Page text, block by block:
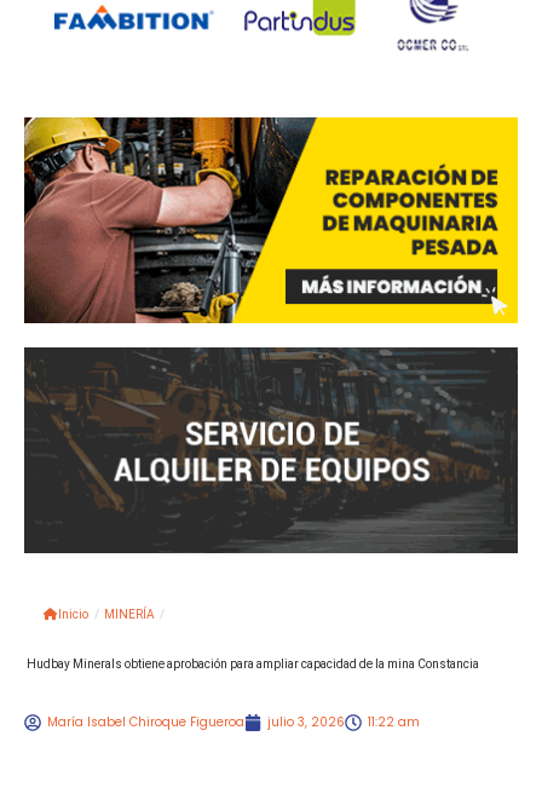
Inicio / MINERÍA /
Hudbay Minerals obtiene aprobación para ampliar capacidad de la mina Constancia
María Isabel Chiroque Figueroa julio 3, 2026 11:22 am